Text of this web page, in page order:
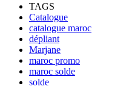
TAGS
Catalogue
catalogue maroc
dépliant
Marjane
maroc promo
maroc solde
solde